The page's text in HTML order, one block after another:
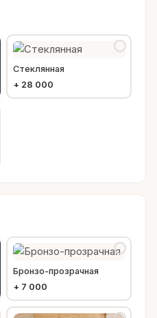
Стеклянная
+ 28 000
Бронзо-прозрачная
+ 7 000